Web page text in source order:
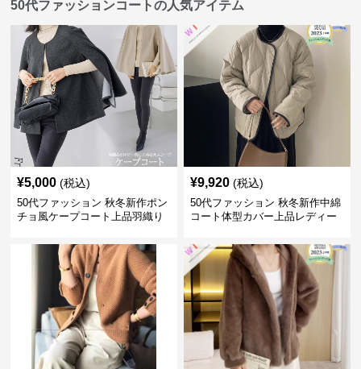
50代ファッションコートの人気アイテム
¥5,000 (税込)
50代ファッション 秋冬新作ポン
チョ風ケープコート上品羽織り
¥9,920 (税込)
50代ファッション 秋冬新作中綿
コート体型カバー上品レディー